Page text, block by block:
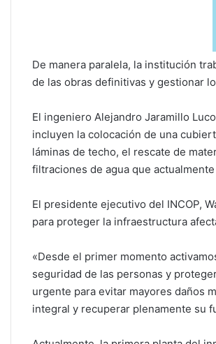
De manera paralela, la institución
de las obras definitivas y gestionar
El ingeniero Alejandro Jaramillo
incluyen la colocación de una
láminas de techo, el rescate de
filtraciones de agua que
El presidente ejecutivo del INCOP,
para proteger la infraestructura
«Desde el primer momento
seguridad de las personas y
urgente para evitar mayores daños
integral y recuperar plenamente su